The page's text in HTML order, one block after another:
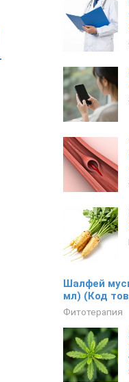
Шалфей
мл) (Код
Фитотерапия